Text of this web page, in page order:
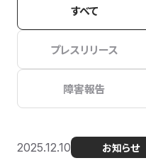
すべて
プレスリリース
障害報告
2025.12.10 お知らせ